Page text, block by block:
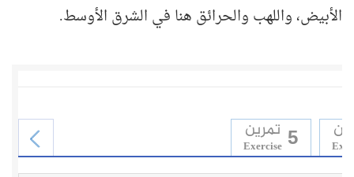
الأبيض، واللهب والحرائق هنا في الشرق الأوسط.